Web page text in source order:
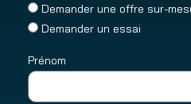
Demander une offre sur-
Demander un essai
Prénom